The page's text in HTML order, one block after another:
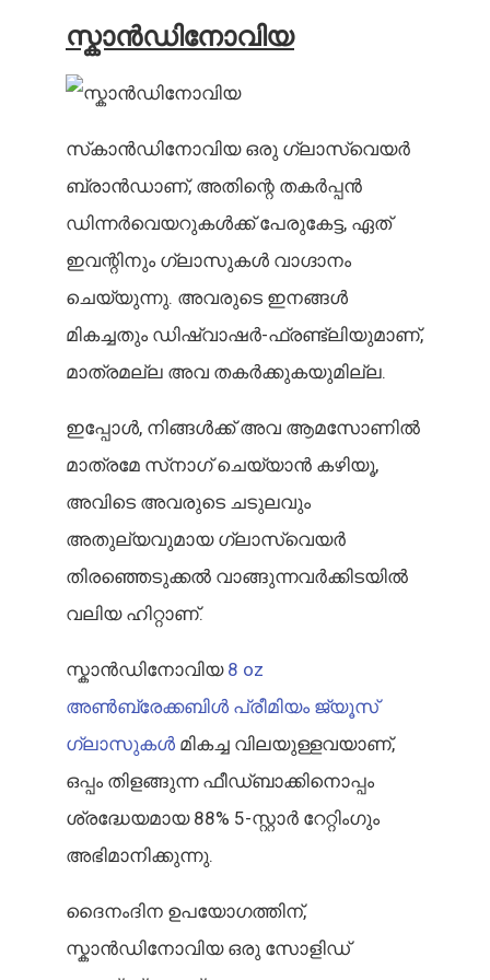
സ്കാൻഡിനോവിയ
സ്‌കാൻഡിനോവിയ ഒരു ഗ്ലാസ്‌വെയർ
ബ്രാൻഡാണ്, അതിന്റെ തകർപ്പൻ
ഡിന്നർവെയറുകൾക്ക് പേരുകേട്ട, ഏത്
ഇവന്റിനും ഗ്ലാസുകൾ വാഗ്ദാനം
ചെയ്യുന്നു. അവരുടെ ഇനങ്ങൾ
മികച്ചതും ഡിഷ്‌വാഷർ-ഫ്രണ്ട്‌ലിയുമാണ്,
മാത്രമല്ല അവ തകർക്കുകയുമില്ല.
ഇപ്പോൾ, നിങ്ങൾക്ക് അവ ആമസോണിൽ
മാത്രമേ സ്‌നാഗ് ചെയ്യാൻ കഴിയൂ,
അവിടെ അവരുടെ ചടുലവും
അതുല്യവുമായ ഗ്ലാസ്‌വെയർ
തിരഞ്ഞെടുക്കൽ വാങ്ങുന്നവർക്കിടയിൽ
വലിയ ഹിറ്റാണ്.
സ്കാൻഡിനോവിയ 8 oz
അൺബ്രേക്കബിൾ പ്രീമിയം ജ്യൂസ്
ഗ്ലാസുകൾ മികച്ച വിലയുള്ളവയാണ്,
ഒപ്പം തിളങ്ങുന്ന ഫീഡ്‌ബാക്കിനൊപ്പം
ശ്രദ്ധേയമായ 88% 5-സ്റ്റാർ റേറ്റിംഗും
അഭിമാനിക്കുന്നു.
ദൈനംദിന ഉപയോഗത്തിന്,
സ്കാൻഡിനോവിയ ഒരു സോളിഡ്